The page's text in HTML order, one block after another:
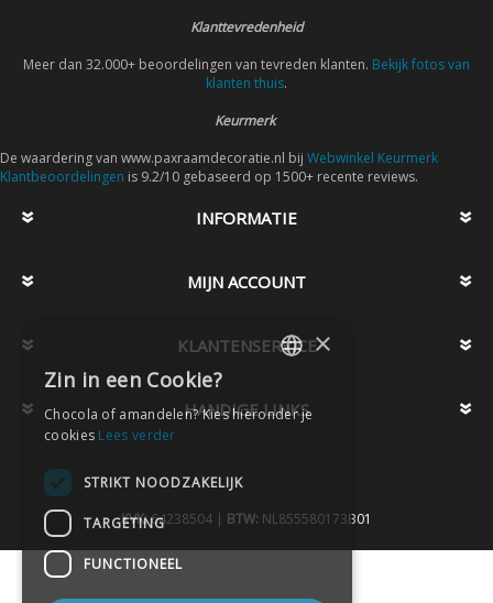
Klanttevredenheid
Meer dan 32.000+ beoordelingen van tevreden klanten. Bekijk fotos van
klanten thuis.
Keurmerk
De waardering van www.paxraamdecoratie.nl bij Webwinkel Keurmerk
Klantbeoordelingen is 9.2/10 gebaseerd op 1500+ recente reviews.
INFORMATIE
MIJN ACCOUNT
KLANTENSERVICE
HANDIGE LINKS
KVK:64238504 | BTW: NL855580173B01
DUTCH
×
Zin in een Cookie?
Chocola of amandelen? Kies hieronder je
cookies Lees verder
STRIKT NOODZAKELIJK
TARGETING
FUNCTIONEEL